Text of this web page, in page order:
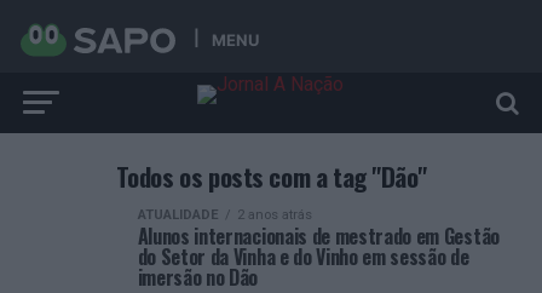
MENU
Todos os posts com a tag "Dão"
ATUALIDADE 2 anos atrás
Alunos internacionais de mestrado em Gestão
do Setor da Vinha e do Vinho em sessão de
imersão no Dão